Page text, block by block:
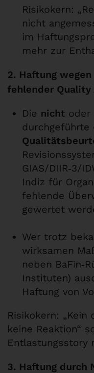
Risikokern:
nicht
im
mehr zur
2. Haftung
fehlender Quality
Die nicht oder
durchgeführte
GIAS/DIIR‑3/
Indiz für
fehlende
gewertet
Wer trotz
wirksamen
neben
Instituten)
Haftung von
Risikokern: „Kein
keine Reaktion“
Entlastungsstory
3. Haftung durch